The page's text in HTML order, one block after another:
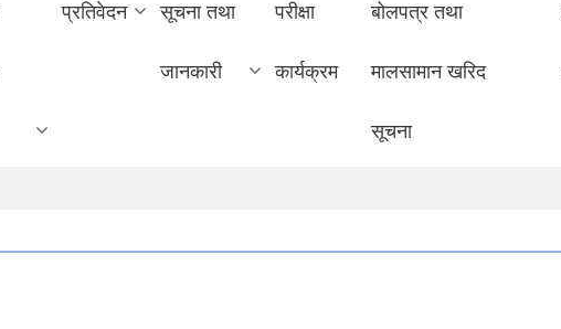
प्रतिवेदन सूचना तथा
जानकारी
परीक्षा
कार्यक्रम
बोलपत्र तथा
मालसामान खरिद
सूचना